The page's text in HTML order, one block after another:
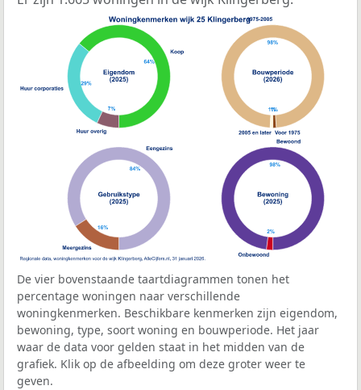
De vier bovenstaande taartdiagrammen tonen het
percentage woningen naar verschillende
woningkenmerken. Beschikbare kenmerken zijn eigendom,
bewoning, type, soort woning en bouwperiode. Het jaar
waar de data voor gelden staat in het midden van de
grafiek. Klik op de afbeelding om deze groter weer te
geven.